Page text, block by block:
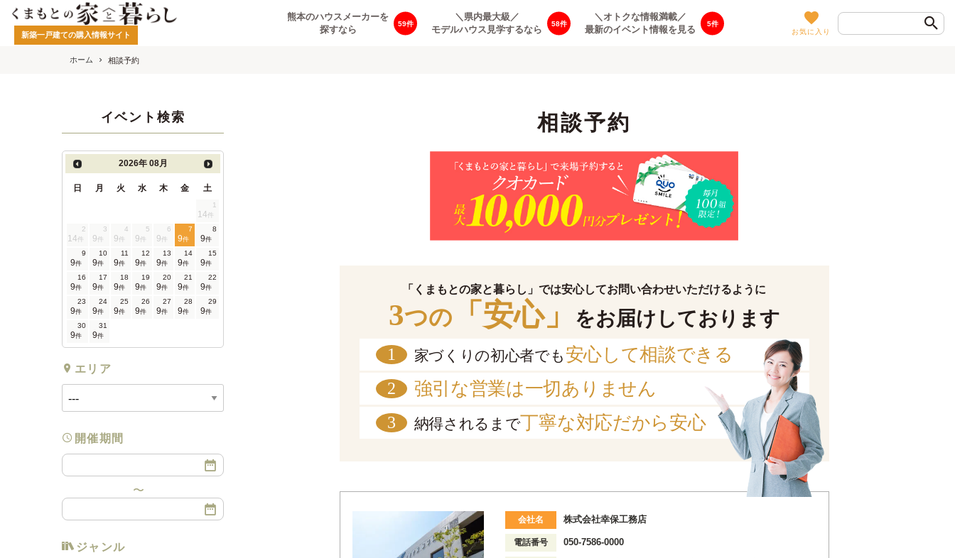
新築一戸建ての購入情報サイト
59
熊本のハウスメーカーを
探すなら
58
＼県内最大級／
モデルハウス見学するなら
5
＼オトクな情報満載／
最新のイベント情報を見る
お気に入り
ホーム 相談予約
イベント検索
2026年 08月
日 月 火 水 木 金 土
1
14件
2
14件
3
9件
4
9件
5
9件
6
9件
7
9件
8
9件
9
9件
10
9件
11
9件
12
9件
13
9件
14
9件
15
9件
16
9件
17
9件
18
9件
19
9件
20
9件
21
9件
22
9件
23
9件
24
9件
25
9件
26
9件
27
9件
28
9件
29
9件
30
9件
31
9件
エリア
開催期間
ジャンル
相談予約
「くまもとの家と暮らし」では安心してお問い合わせいただけるように
3つの 「安心」 をお届けしております
1 家づくりの初心者でも 安心して相談できる
2 強引な営業は一切ありません
3 納得されるまで丁寧な対応だから安心
会社名 株式会社幸保工務店
電話番号 050-7586-0000